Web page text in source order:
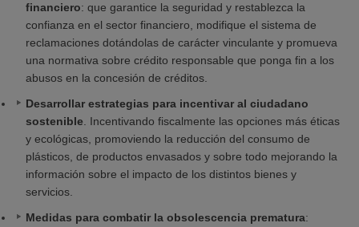
financiero: que garantice la seguridad y restablezca la
confianza en el sector financiero, modifique el sistema de
reclamaciones dotándolas de carácter vinculante y promueva
una normativa sobre crédito responsable que ponga fin a los
abusos en la concesión de créditos.
Desarrollar estrategias para incentivar al ciudadano
sostenible . Incentivando fiscalmente las opciones más éticas
y ecológicas, promoviendo la reducción del consumo de
plásticos, de productos envasados y sobre todo mejorando la
información sobre el impacto de los distintos bienes y
servicios.
Medidas para combatir la obsolescencia prematura: